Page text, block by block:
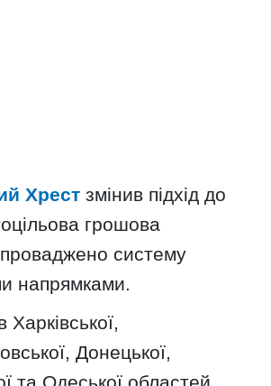
Хрест змінив підхід до
грошова
систему
напрямками.
Донецької,